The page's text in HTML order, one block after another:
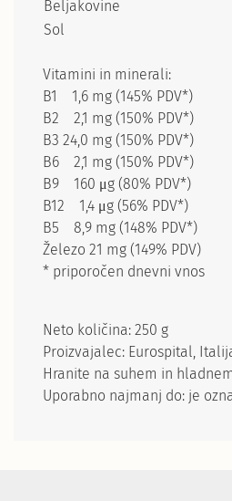
Beljakovine
Sol
Vitamini in minerali:
B1 1,6 mg (145% PDV*)
B2 2,1 mg (150% PDV*)
B3 24,0 mg (150% PDV*)
B6 2,1 mg (150% PDV*)
B9 160 μg (80% PDV*)
B12 1,4 μg (56% PDV*)
B5 8,9 mg (148% PDV*)
Železo 21 mg (149% PDV)
* priporočen dnevni vnos
Neto količina: 250 g
Proizvajalec: Eurospital,
Hranite na suhem in
Uporabno najmanj do: je